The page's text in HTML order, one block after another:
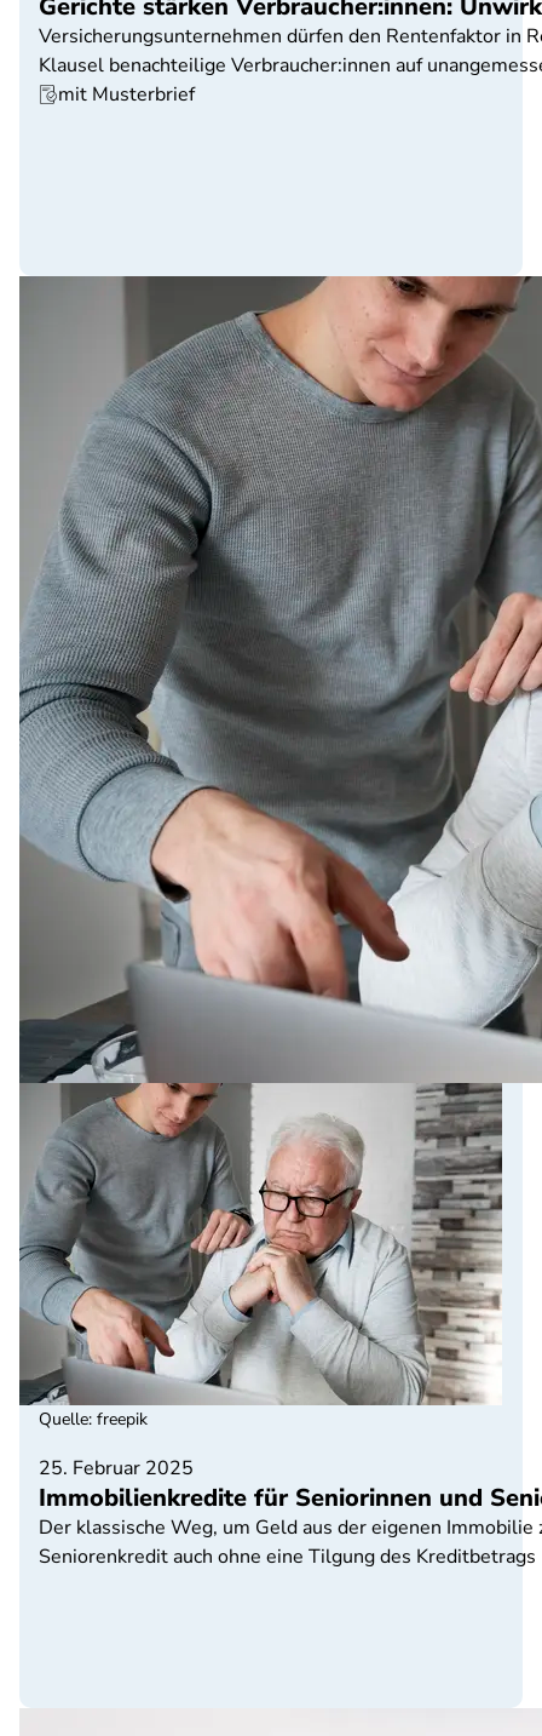
Gerichte stärken Verbraucher:innen:
Versicherungsunternehmen dürfen den Rentenfaktor in
Klausel benachteilige Verbraucher:innen auf
mit Musterbrief
25. Februar 2025
Immobilienkredite für Seniorinnen und
Der klassische Weg, um Geld aus der eigenen
Seniorenkredit auch ohne eine Tilgung des
Quelle: freepik